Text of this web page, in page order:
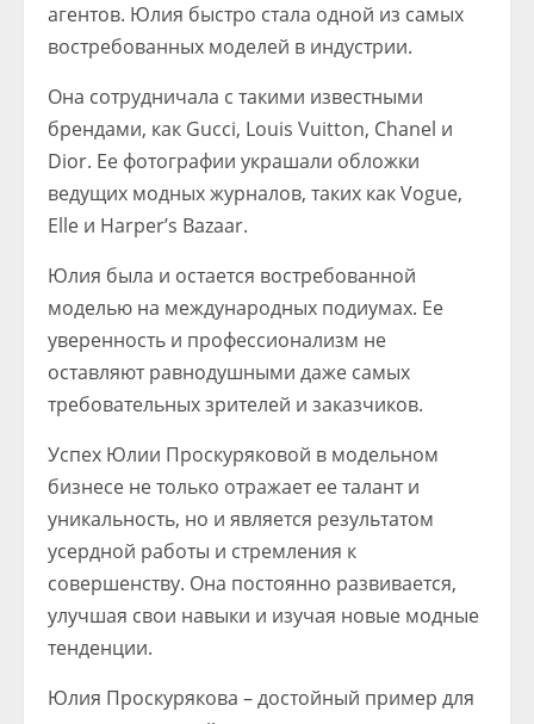
агентов. Юлия быстро стала одной из самых
востребованных моделей в индустрии.
Она сотрудничала с такими известными
брендами, как Gucci, Louis Vuitton, Chanel и
Dior. Ее фотографии украшали обложки
ведущих модных журналов, таких как Vogue,
Elle и Harper’s Bazaar.
Юлия была и остается востребованной
моделью на международных подиумах. Ее
уверенность и профессионализм не
оставляют равнодушными даже самых
требовательных зрителей и заказчиков.
Успех Юлии Проскуряковой в модельном
бизнесе не только отражает ее талант и
уникальность, но и является результатом
усердной работы и стремления к
совершенству. Она постоянно развивается,
улучшая свои навыки и изучая новые модные
тенденции.
Юлия Проскурякова – достойный пример для